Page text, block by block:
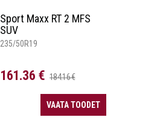
Sport Maxx RT 2 MFS
SUV
235/50R19
161.36 € 184.16 €
VAATA TOODET